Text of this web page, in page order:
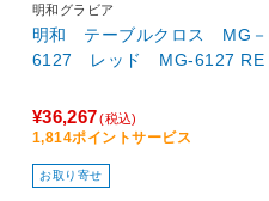
明和グラビア
明和 テーブルクロス MG－
6127 レッド MG-6127 RE
¥36,267(税込)
1,814ポイントサービス
お取り寄せ